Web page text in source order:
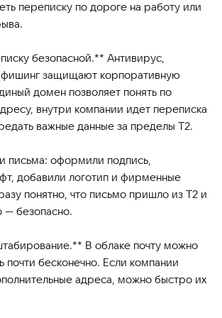
переписку по дороге на работу или
безопасной.** Антивирус,
защищают корпоративную
домен позволяет понять по
внутри компании идет переписка
важные данные за пределы Т2.
письма: оформили подпись,
добавили логотип и фирменные
понятно, что письмо пришло из T2 и
— безопасно.
В облаке почту можно
почти бесконечно. Если компании
адреса, можно быстро их